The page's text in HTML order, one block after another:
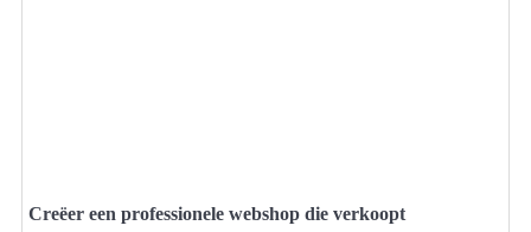
Creëer een professionele webshop die verkoopt